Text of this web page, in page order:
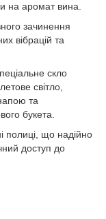
на аромат вина.
зачинення
вібрацій та
скло
світло,
та
букета.
полиці, що надійно
доступ до